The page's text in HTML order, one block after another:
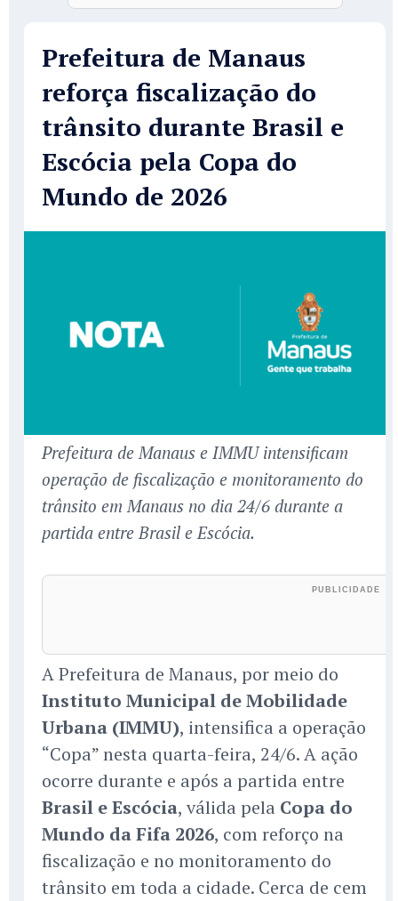
Prefeitura de Manaus
reforça fiscalização do
trânsito durante Brasil e
Escócia pela Copa do
Mundo de 2026
Prefeitura de Manaus e IMMU intensificam
operação de fiscalização e monitoramento do
trânsito em Manaus no dia 24/6 durante a
partida entre Brasil e Escócia.
A Prefeitura de Manaus, por meio do
Instituto Municipal de Mobilidade
Urbana (IMMU), intensifica a operação
“Copa” nesta quarta-feira, 24/6. A ação
ocorre durante e após a partida entre
Brasil e Escócia, válida pela Copa do
Mundo da Fifa 2026, com reforço na
fiscalização e no monitoramento do
trânsito em toda a cidade. Cerca de cem